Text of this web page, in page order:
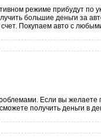
режиме прибудут по
большие деньги за
Покупаем авто с
Если вы желаете
получить деньги в